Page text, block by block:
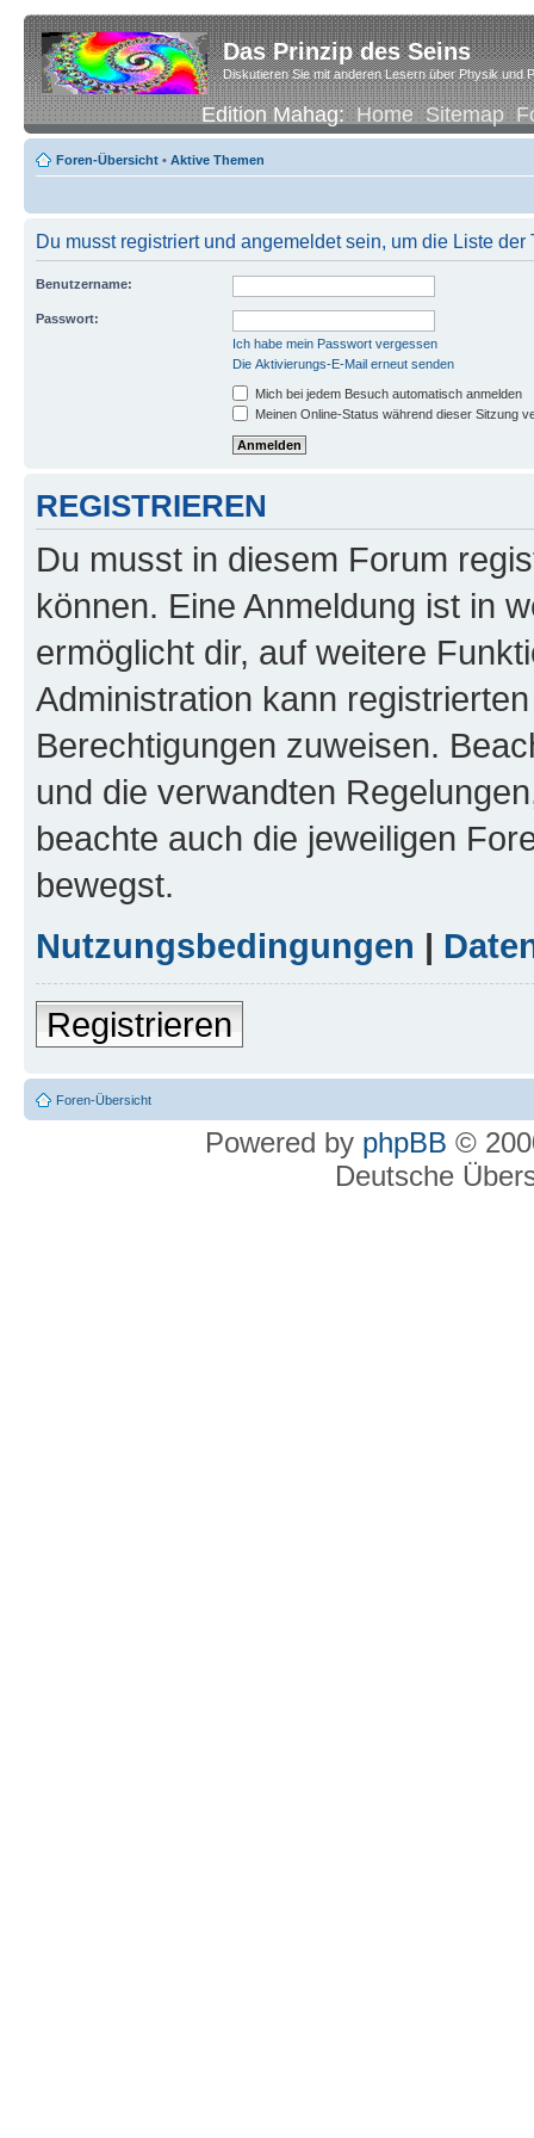
Das Prinzip des Seins
Diskutieren Sie mit anderen Lesern über Physik und
Edition Mahag:Home Sitemap
Foren-Übersicht • Aktive Themen
Du musst registriert und angemeldet sein, um die Liste
Benutzername:
Passwort:
Ich habe mein Passwort vergessen
Die Aktivierungs-E-Mail erneut senden
Mich bei jedem Besuch automatisch anmelden
Meinen Online-Status während dieser Sitzung
REGISTRIEREN
Du musst in diesem Forum
können. Eine Anmeldung ist in
ermöglicht dir, auf weitere
Administration kann
Berechtigungen zuweisen.
und die verwandten
beachte auch die jeweiligen
bewegst.
Nutzungsbedingungen |
Registrieren
Foren-Übersicht
Powered by phpBB ©
Deutsche